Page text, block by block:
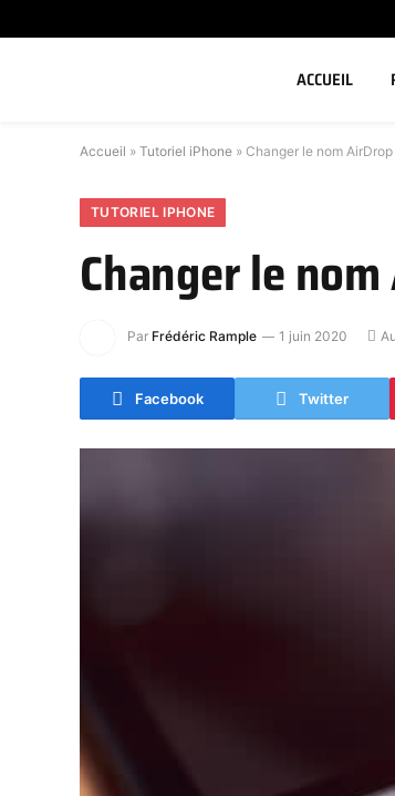
ACCUEIL
Accueil » Tutoriel iPhone » Changer le nom
TUTORIEL IPHONE
Changer le
Par Frédéric Rample 1 juin 2020
Facebook Twitter